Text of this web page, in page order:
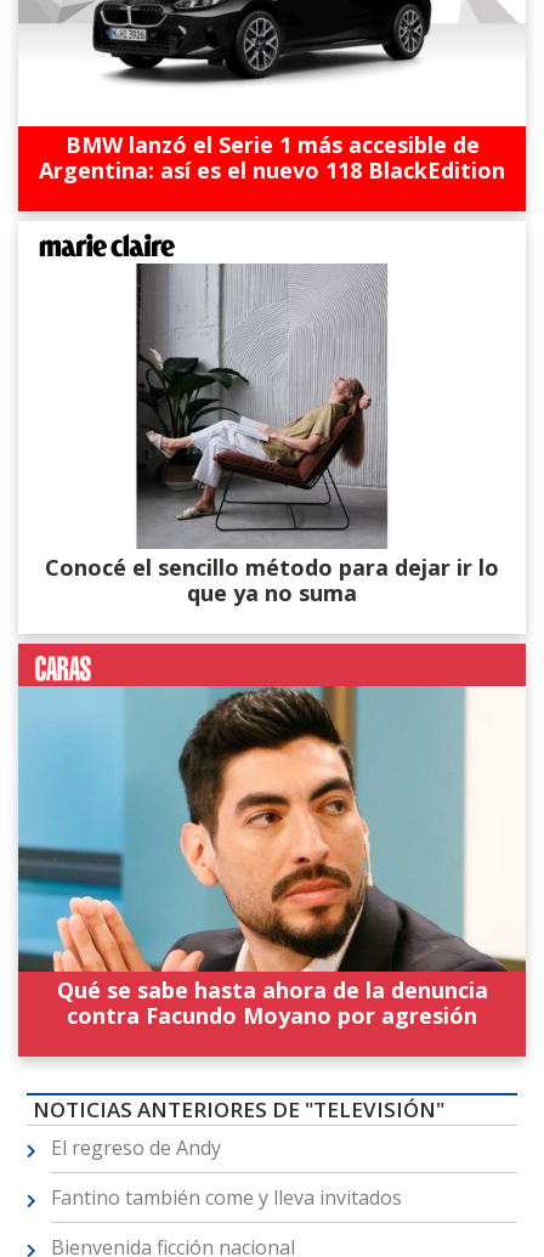
BMW lanzó el Serie 1 más accesible de
Argentina: así es el nuevo 118 BlackEdition
Conocé el sencillo método para dejar ir lo
que ya no suma
Qué se sabe hasta ahora de la denuncia
contra Facundo Moyano por agresión
NOTICIAS ANTERIORES DE "TELEVISIÓN"
El regreso de Andy
Fantino también come y lleva invitados
Bienvenida ficción nacional